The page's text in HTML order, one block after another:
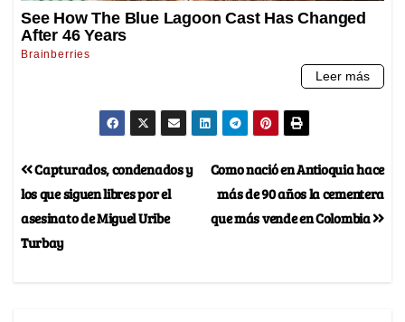
Como nació en Antioquia hace
más de 90 años la cementera
que más vende en Colombia
Capturados, condenados y
los que siguen libres por el
asesinato de Miguel Uribe
Turbay